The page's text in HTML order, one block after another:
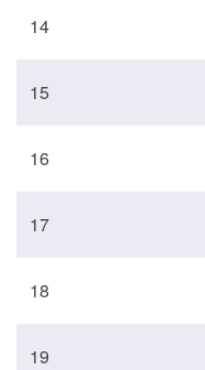
14
15
16
17
18
19